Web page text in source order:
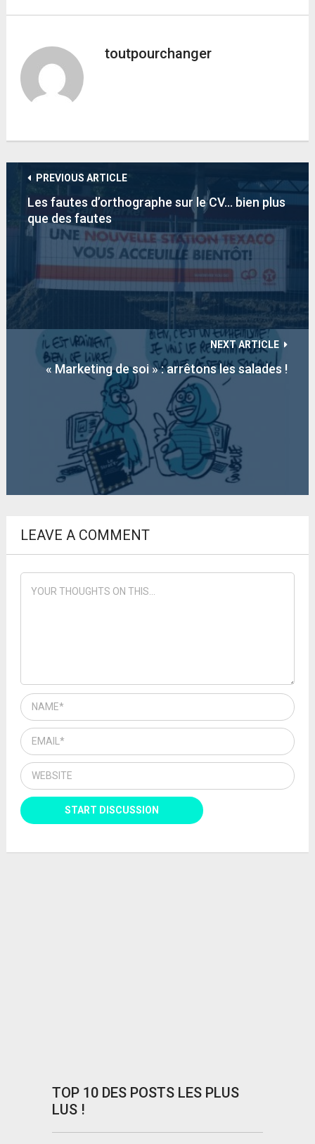
toutpourchanger
PREVIOUS ARTICLE
Les fautes d’orthographe sur le CV… bien plus
que des fautes
NEXT ARTICLE
« Marketing de soi » : arrêtons les salades !
LEAVE A COMMENT
TOP 10 DES POSTS LES PLUS
LUS !